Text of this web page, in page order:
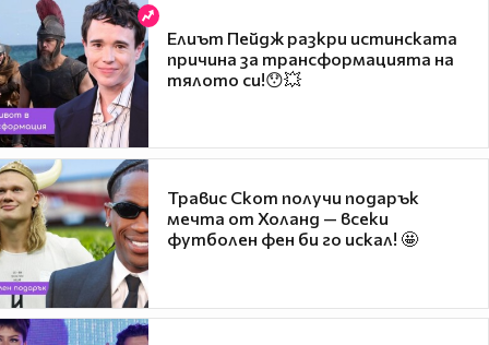
Елиът Пейдж разкри истинската
причина за трансформацията на
тялото си!😯💥
Травис Скот получи подарък
мечта от Холанд — всеки
футболен фен би го искал! 🤩